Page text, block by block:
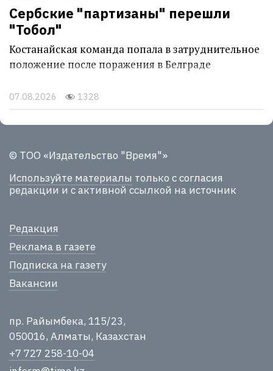
Сербские "партизаны" перешли
"Тобол"
Костанайская команда попала в затруднительное
положение после поражения в Белграде
07.08.2026 1328
© ТОО «Издательство "Время"»
Используйте материалы только с согласия
редакции и с активной ссылкой на источник
Редакция
Реклама в газете
Подписка на газету
Вакансии
пр. Райымбека, 115/23,
050016, Алматы, Казахстан
+7 727 258-10-04